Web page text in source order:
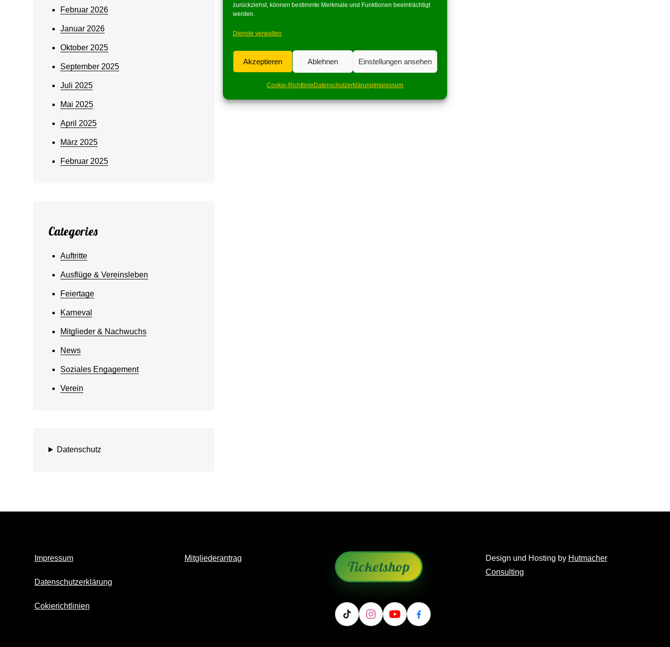
zurückziehst, können bestimmte Merkmale und Funktionen beeinträchtigt
werden.
Dienste verwalten
Akzeptieren Ablehnen Einstellungen ansehen
Cookie-Richtlinie Datenschutzerklärung Impressum
Februar 2026
Januar 2026
Oktober 2025
September 2025
Juli 2025
Mai 2025
April 2025
März 2025
Februar 2025
Categories
Auftritte
Ausflüge & Vereinsleben
Feiertage
Karneval
Mitglieder & Nachwuchs
News
Soziales Engagement
Verein
Datenschutz
Impressum
Datenschutzerklärung
Cokierichtlinien
Mitgliederantrag Ticketshop Design und Hosting by Hutmacher
Consulting